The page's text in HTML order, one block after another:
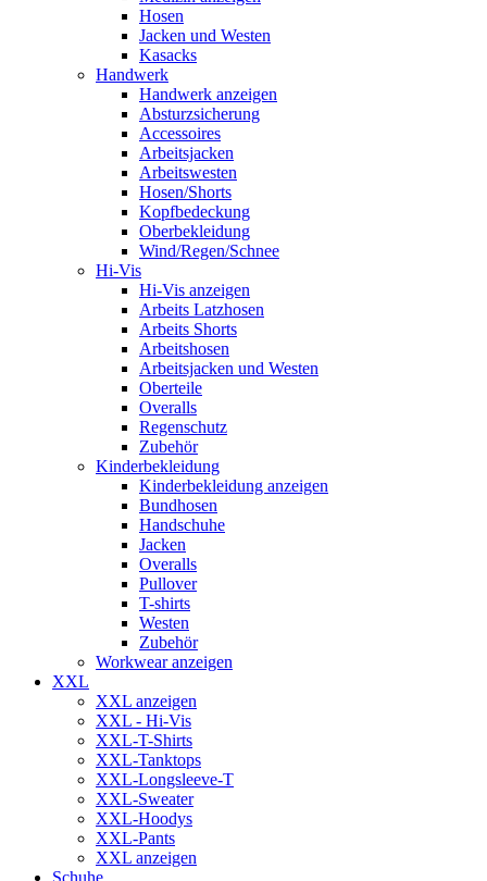
Hosen
Jacken und Westen
Kasacks
Handwerk
Handwerk anzeigen
Absturzsicherung
Accessoires
Arbeitsjacken
Arbeitswesten
Hosen/Shorts
Kopfbedeckung
Oberbekleidung
Wind/Regen/Schnee
Hi-Vis
Hi-Vis anzeigen
Arbeits Latzhosen
Arbeits Shorts
Arbeitshosen
Arbeitsjacken und Westen
Oberteile
Overalls
Regenschutz
Zubehör
Kinderbekleidung
Kinderbekleidung anzeigen
Bundhosen
Handschuhe
Jacken
Overalls
Pullover
T-shirts
Westen
Zubehör
Workwear anzeigen
XXL
XXL anzeigen
XXL - Hi-Vis
XXL-T-Shirts
XXL-Tanktops
XXL-Longsleeve-T
XXL-Sweater
XXL-Hoodys
XXL-Pants
XXL anzeigen
Schuhe